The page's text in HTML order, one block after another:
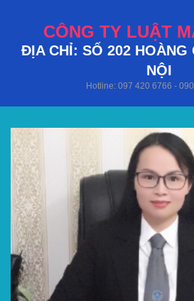
CÔNG TY LUẬT
ĐỊA CHỈ: SỐ 202 HOÀNG
NỘI
Hotline: 097 420 6766 -